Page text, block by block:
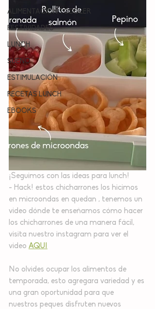
ALIMENTACION TODDLER
FESTIVIDADES
LUNCH
SUEÑO
ESTIMULACIÓN
RECETAS LUNCH
EBOOKS
¡Seguimos con las ideas para lunch!
- Hack! estos chicharrones los hicimos
en microondas en quedan , tenemos un
video dónde te enseñamos cómo hacer
los chicharrones de una manera fácil,
visita nuestro instagram para ver el
video AQUI
No olvides ocupar los alimentos de
temporada, esto agregara variedad y es
una gran oportunidad para que
nuestros peques disfruten nuevos